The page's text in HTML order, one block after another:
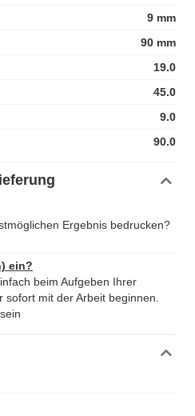
9 mm
90 mm
19.0
45.0
9.0
90.0
Ergebnis bedrucken?
ein?
beim Aufgeben Ihrer
mit der Arbeit beginnen.